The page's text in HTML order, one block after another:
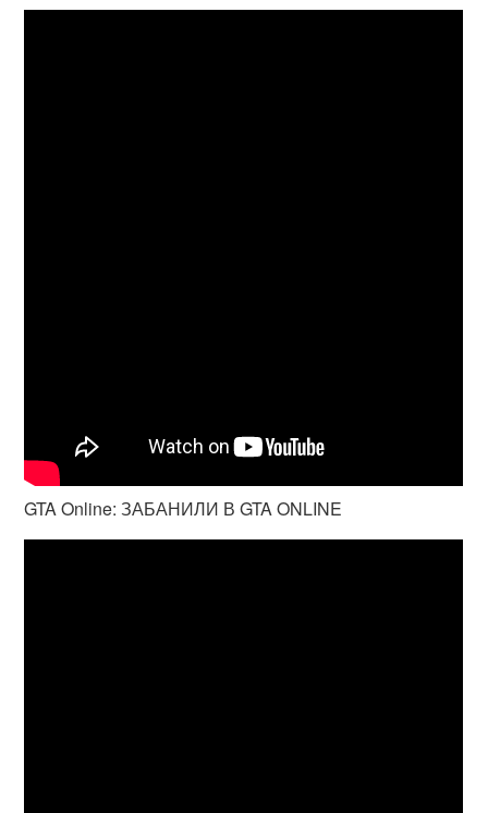
GTA Online: ЗАБАНИЛИ В GTA ONLINE